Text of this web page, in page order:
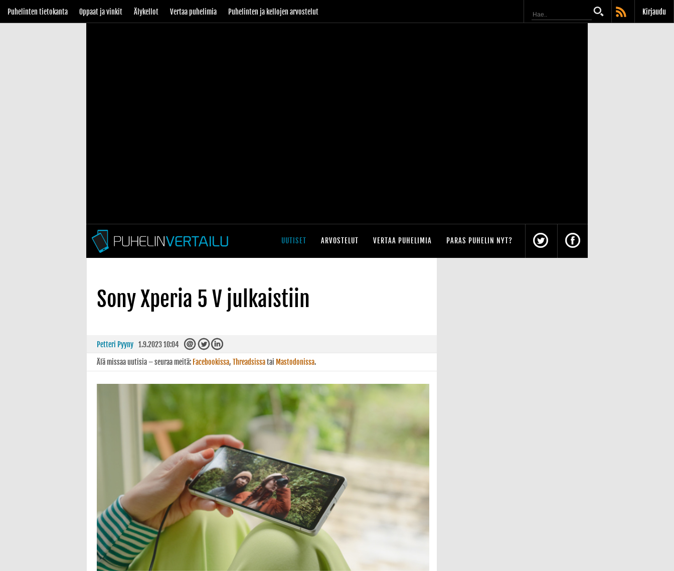
Puhelinten tietokanta Oppaat ja vinkit Älykellot Vertaa puhelimia Puhelinten ja kellojen arvostelut Kirjaudu
UUTISET ARVOSTELUT VERTAA PUHELIMIA PARAS PUHELIN NYT?
Sony Xperia 5 V julkaistiin
Petteri Pyyny 1.9.2023 10:04
Älä missaa uutisia – seuraa meitä: Facebookissa, Threadsissatai Mastodonissa.